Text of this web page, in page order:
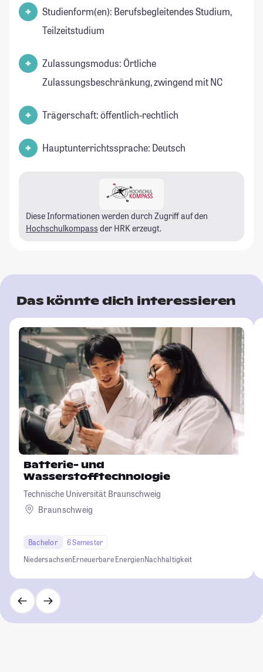
Studienform(en): Berufsbegleitendes Studium,
Teilzeitstudium
Zulassungsmodus: Örtliche
Zulassungsbeschränkung, zwingend mit NC
Trägerschaft: öffentlich-rechtlich
Hauptunterrichtssprache: Deutsch
Diese Informationen werden durch Zugriff auf den
Hochschulkompass der HRK erzeugt.
Das könnte dich interessieren
Batterie- und
Wasserstofftechnologie
Technische Universität Braunschweig
Braunschweig
Bachelor
6 Semester
NiedersachsenErneuerbare EnergienNachhaltigkeit